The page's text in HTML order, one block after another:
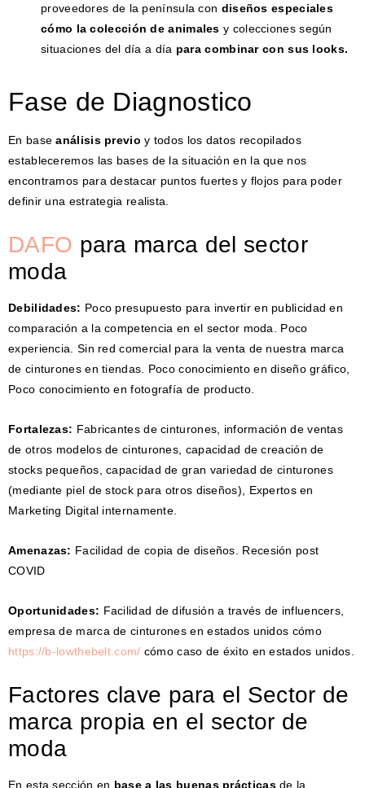
proveedores de la península con diseños especiales
cómo la colección de animales y colecciones según
situaciones del día a día para combinar con sus looks.
Fase de Diagnostico
En baseanálisis previo y todos los datos recopilados
estableceremos las bases de la situación en la que nos
encontramos para destacar puntos fuertes y flojos para poder
definir una estrategia realista.
DAFO para marca del sector
moda
Debilidades: Poco presupuesto para invertir en publicidad en
comparación a la competencia en el sector moda. Poco
experiencia. Sin red comercial para la venta de nuestra marca
de cinturones en tiendas. Poco conocimiento en diseño gráfico,
Poco conocimiento en fotografía de producto.
Fortalezas: Fabricantes de cinturones, información de ventas
de otros modelos de cinturones, capacidad de creación de
stocks pequeños, capacidad de gran variedad de cinturones
(mediante piel de stock para otros diseños), Expertos en
Marketing Digital internamente.
Amenazas: Facilidad de copia de diseños. Recesión post
COVID
Oportunidades: Facilidad de difusión a través de influencers,
empresa de marca de cinturones en estados unidos cómo
https://b-lowthebelt.com/ cómo caso de éxito en estados unidos.
Factores clave para el Sector de
marca propia en el sector de
moda
En esta sección en base a las buenas prácticasde la